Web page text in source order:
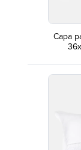
Capa